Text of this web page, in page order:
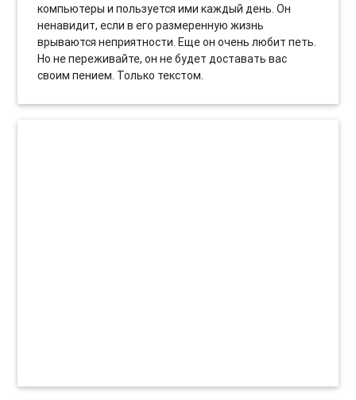
компьютеры и пользуется ими каждый день. Он
ненавидит, если в его размеренную жизнь
врываются неприятности. Еще он очень любит петь.
Но не переживайте, он не будет доставать вас
своим пением. Только текстом.